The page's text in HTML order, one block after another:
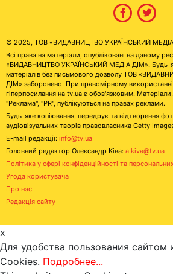
© 2025, ТОВ «ВИДАВНИЦТВО УКРАЇНСЬКИЙ МЕДІА
Всі права на матеріали, опубліковані на даному
«ВИДАВНИЦТВО УКРАЇНСЬКИЙ МЕДІА ДІМ». Будь-
матеріалів без письмового дозволу ТОВ
ДІМ» заборонено. При правомірному
гіперпосилання на tv.ua є обов'язковим.
"Реклама", "PR", публікуються на правах реклами.
Будь-яке копіювання, передрук та відтворення
аудіовізуальних творів правовласника Getty
E-mail редакції: info@tv.ua
Головний редактор Олександр Ківа: a.kiva@tv.ua
Політика у сфері конфіденційності та
Угода користувача
Про нас
Редакція сайту
x
Для удобства пользования сайтом
Cookies. Подробнее...